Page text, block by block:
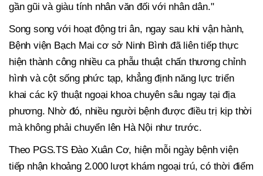
gần gũi và giàu tính nhân văn đối với nhân dân."
Song song với hoạt động tri ân, ngay sau khi vận hành,
Bệnh viện Bạch Mai cơ sở Ninh Bình đã liên tiếp thực
hiện thành công nhiều ca phẫu thuật chấn thương chỉnh
hình và cột sống phức tạp, khẳng định năng lực triển
khai các kỹ thuật ngoại khoa chuyên sâu ngay tại địa
phương. Nhờ đó, nhiều người bệnh được điều trị kịp thời
mà không phải chuyển lên Hà Nội như trước.
Theo PGS.TS Đào Xuân Cơ, hiện mỗi ngày bệnh viện
tiếp nhận khoảng 2.000 lượt khám ngoại trú, có thời điểm